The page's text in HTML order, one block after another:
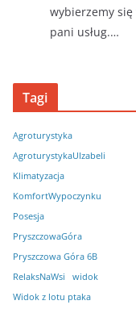
wybierzemy
pani usług.…
Tagi
Agroturystyka
AgroturystykaUIzabeli
Klimatyzacja
KomfortWypoczynku
Posesja
PryszczowaGóra
Pryszczowa Góra 6B
RelaksNaWsi
widok
Widok z lotu ptaka